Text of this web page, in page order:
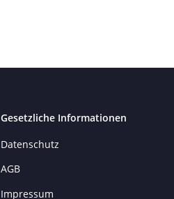
Gesetzliche Informationen
Datenschutz
AGB
Impressum